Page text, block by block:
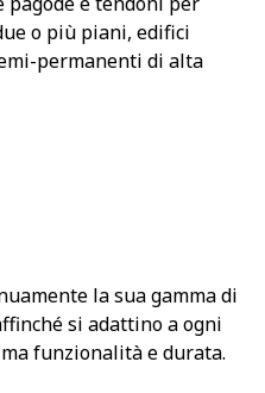
o più piani, edifici
permanenti di alta
la sua gamma di
si adattino a ogni
funzionalità e durata.